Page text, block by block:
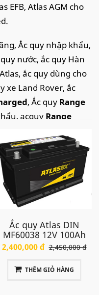
EFB, Atlas AGM cho
Ắc quy nhập khẩu,
nước, ắc quy Hàn
ắc quy dùng cho
xe Land Rover, ắc
, Ắc quy Range
acquy Range
các doanh nghiệp,
hàng. Chúng tôi còn
ô tô tại nhà, câu ắc
Rover
thành tại Việt Nam
Bình, thành phố Hồ
với tốc độ nhanh
nghiệp, chắc chắn
Ắc quy Atlas DIN
MF60038 12V 100Ah
2,400,000 đ 2,450,000 đ
THÊM GIỎ HÀNG